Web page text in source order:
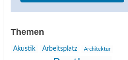
Themen
Akustik Arbeitsplatz Architektur